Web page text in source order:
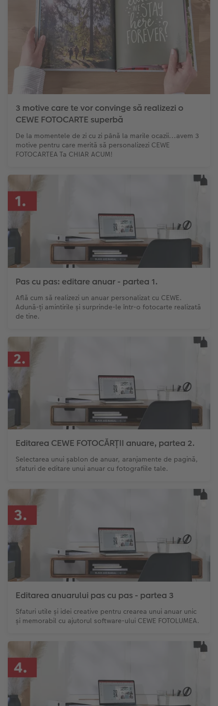
3 motive care te vor convinge să realizezi o
CEWE FOTOCARTE superbă
De la momentele de zi cu zi până la marile ocazii...avem 3
motive pentru care merită să personalizezi CEWE
FOTOCARTEA Ta CHIAR ACUM!
Pas cu pas: editare anuar - partea 1.
Află cum să realizezi un anuar personalizat cu CEWE.
Adună-ți amintirile și surprinde-le într-o fotocarte realizată
de tine.
Editarea CEWE FOTOCĂRȚII anuare, partea 2.
Selectarea unui șablon de anuar, aranjamente de pagină,
sfaturi de editare unui anuar cu fotografiile tale.
Editarea anuarului pas cu pas - partea 3
Sfaturi utile și idei creative pentru crearea unui anuar unic
și memorabil cu ajutorul software-ului CEWE FOTOLUMEA.